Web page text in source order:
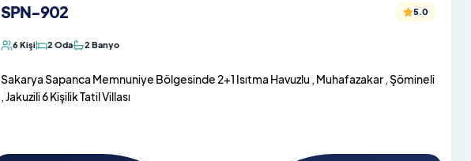
SPN-902 5.0
6 Kişi 2 Oda 2 Banyo
Sakarya Sapanca Memnuniye Bölgesinde 2+1 Isıtma Havuzlu , Muhafazakar , Şömineli
, Jakuzili 6 Kişilik Tatil Villası